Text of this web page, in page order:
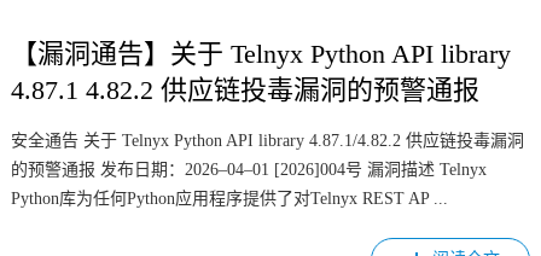
【漏洞通告】关于 Telnyx Python API library
4.87.1 4.82.2 供应链投毒漏洞的预警通报
安全通告 关于 Telnyx Python API library 4.87.1/4.82.2 供应链投毒漏洞
的预警通报 发布日期：2026–04–01 [2026]004号 漏洞描述 Telnyx
Python库为任何Python应用程序提供了对Telnyx REST AP ...